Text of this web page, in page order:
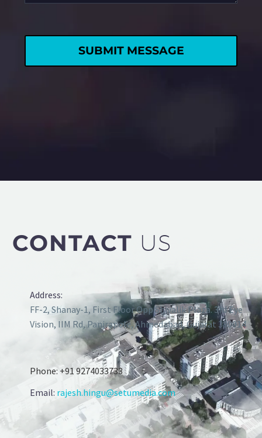
CONTACT US
Address:
FF-2, Shanay-1, First Floor Opp Shivalik Plaza. 3rd Eye
Vision, IIM Rd, Panjrapole, Ahmedabad, Gujarat 380014
Phone: +91 9274033733
Email: rajesh.hingu@setumedia.com